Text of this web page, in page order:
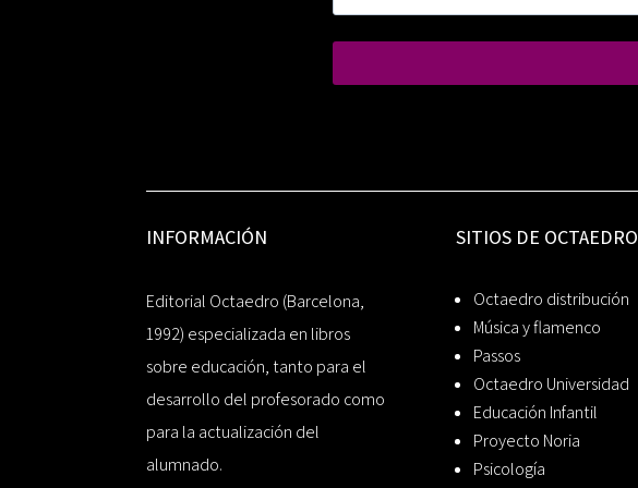
INFORMACIÓN
Editorial Octaedro (Barcelona,
1992) especializada en libros
sobre educación, tanto para el
desarrollo del profesorado como
para la actualización del
alumnado.
SITIOS DE OCTAEDRO
Octaedro distribución
Música y flamenco
Passos
Octaedro Universidad
Educación Infantil
Proyecto Noria
Psicología